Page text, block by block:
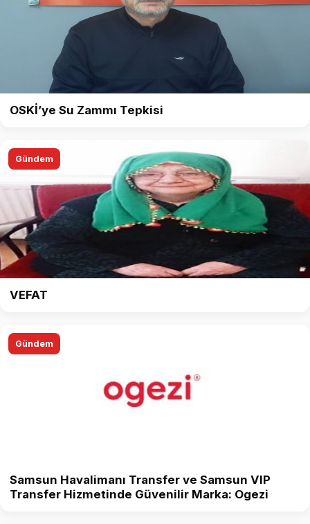
OSKİ’ye Su Zammı Tepkisi
Gündem
VEFAT
Gündem
Samsun Havalimanı Transfer ve Samsun VIP
Transfer Hizmetinde Güvenilir Marka: Ogezi